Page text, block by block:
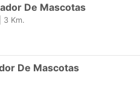
De Mascotas
3 Km.
De Mascotas